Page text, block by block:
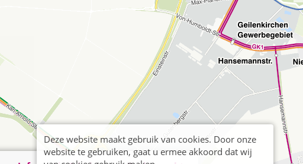
Deze website maakt gebruik van cookies. Door onze
website te gebruiken, gaat u ermee akkoord dat wij